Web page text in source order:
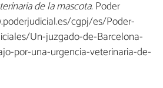
de la mascota. Poder
cgpj/es/Poder-
Un-juzgado-de-Barcelona-
por-una-urgencia-veterinaria-de-